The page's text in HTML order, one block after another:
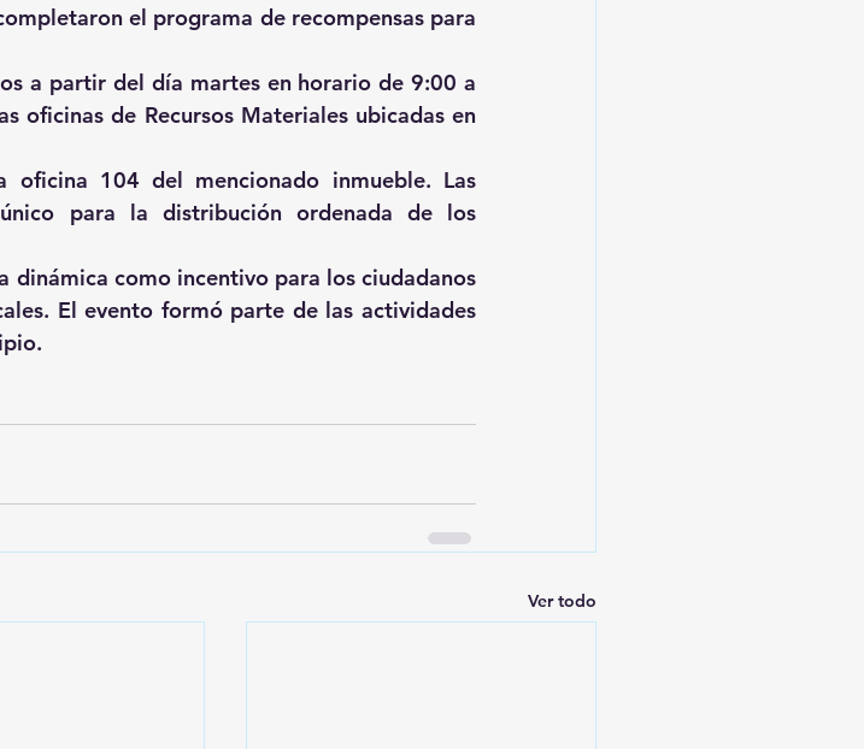
el programa de recompensas para
a partir del día martes en horario de 9:00 a
oficinas de Recursos Materiales ubicadas en
104 del mencionado inmueble. Las
para la distribución ordenada de los
dinámica como incentivo para los ciudadanos
El evento formó parte de las actividades
Ver todo